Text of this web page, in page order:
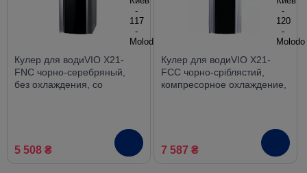
Кулер для водиVIO Х21-
FNC чорно-серебряный,
без охлаждения, со
5 508 ₴
Кулер для водиVIO Х21-
FCC чорно-сріблястий,
компресорное охлаждение,
7 587 ₴